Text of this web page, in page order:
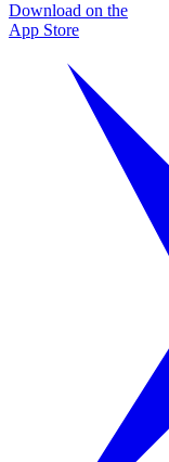
Download on the
App Store